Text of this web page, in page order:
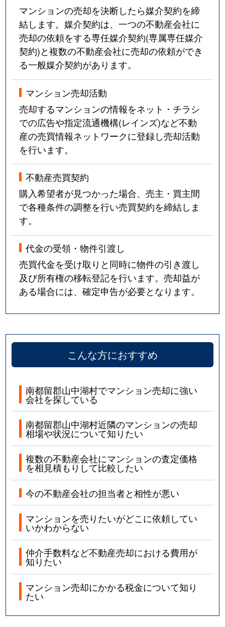
マンションの売却を決断したら媒介契約を締
結します。媒介契約は、一つの不動産会社に
売却の依頼をする専任媒介契約(専属専任媒介
契約)と複数の不動産会社に売却の依頼ができ
る一般媒介契約があります。
マンション売却活動
売却するマンションの情報をネット・チラシ
での広告や指定流通機構(レインズ)など不動
産の売買情報ネットワークに登録し売却活動
を行います。
不動産売買契約
購入希望者が見つかった場合、売主・買主間
で各種条件の調整を行い売買契約を締結しま
す。
代金の受領・物件引渡し
売買代金を受け取りと同時に物件の引き渡し
及び所有権の移転登記を行います。売却益が
ある場合には、確定申告が必要となります。
こんな方におすすめ
南都留郡山中湖村でマンション売却に強い
会社を探している
南都留郡山中湖村近隣のマンションの売却
相場や状況について知りたい
複数の不動産会社にマンションの査定価格
を相見積もりして比較したい
今の不動産会社の担当者と相性が悪い
マンションを売りたいがどこに依頼してい
いかわからない
仲介手数料など不動産売却における費用が
知りたい
マンション売却にかかる税金について知り
たい